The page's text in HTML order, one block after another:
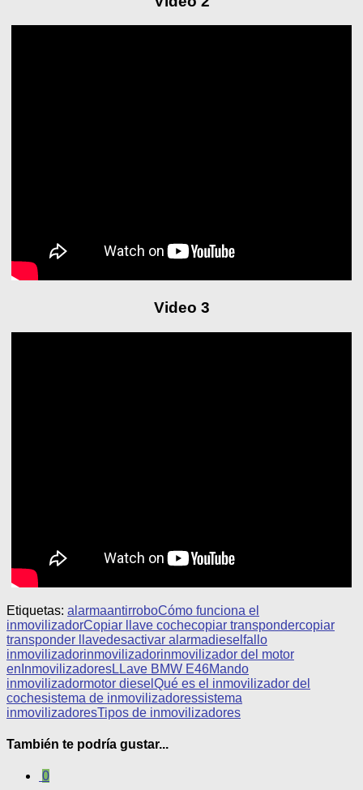
Video 3
Etiquetas: alarmaantirroboCómo funciona el
inmovilizadorCopiar llave cochecopiar transpondercopiar
transponder llavedesactivar alarmadiesel fallo
inmovilizadorinmovilizadorinmovilizador del motor
en InmovilizadoresLLave BMW E46Mando
inmovilizadormotor diesel Qué es el inmovilizador del
cochesistema de inmovilizadoressistema
inmovilizadoresTipos de inmovilizadores
También te podría gustar...
0